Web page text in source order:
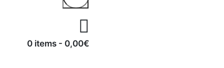
0 items - 0,00€